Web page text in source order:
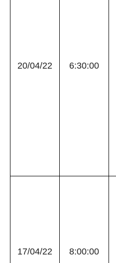
20/04/22 6:30:00
17/04/22 8:00:00